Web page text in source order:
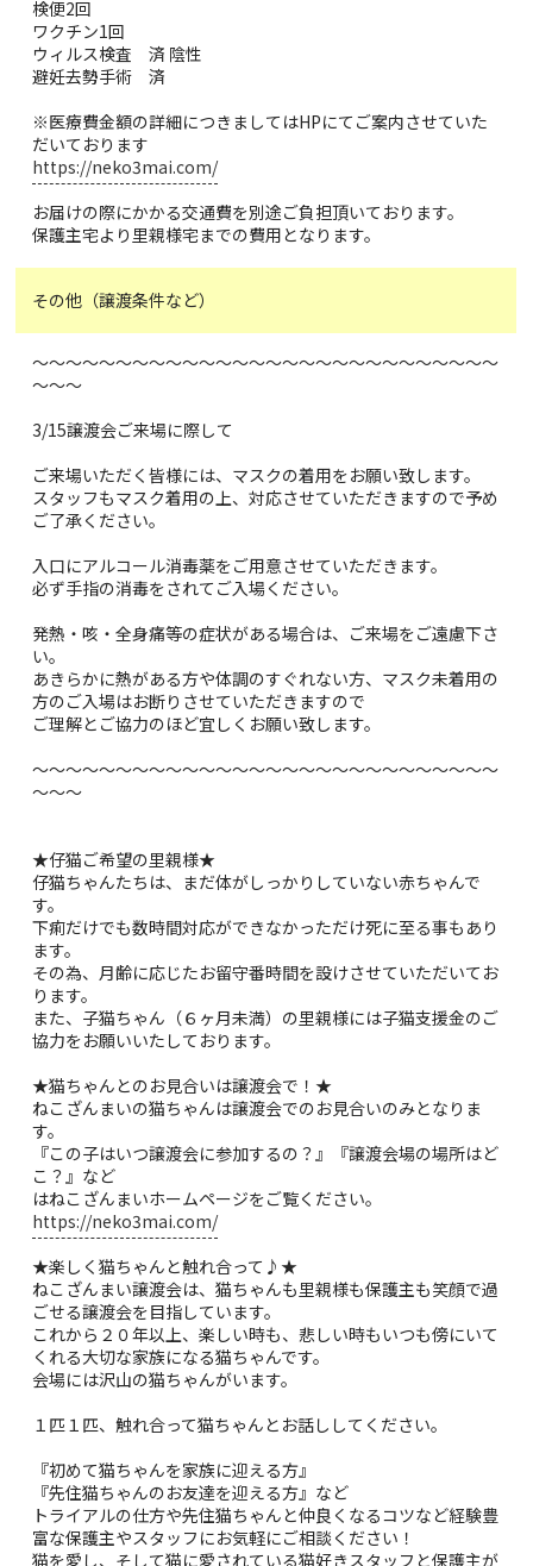
検便2回
ワクチン1回
ウィルス検査 済 陰性
避妊去勢手術 済
※医療費金額の詳細につきましてはHPにてご案内させていた
だいております
https://neko3mai.com/
お届けの際にかかる交通費を別途ご負担頂いております。
保護主宅より里親様宅までの費用となります。
その他（譲渡条件など）
～～～～～～～～～～～～～～～～～～～～～～～～～～～～
～～～
3/15譲渡会ご来場に際して
ご来場いただく皆様には、マスクの着用をお願い致します。
スタッフもマスク着用の上、対応させていただきますので予め
ご了承ください。
入口にアルコール消毒薬をご用意させていただきます。
必ず手指の消毒をされてご入場ください。
発熱・咳・全身痛等の症状がある場合は、ご来場をご遠慮下さ
い。
あきらかに熱がある方や体調のすぐれない方、マスク未着用の
方のご入場はお断りさせていただきますので
ご理解とご協力のほど宜しくお願い致します。
～～～～～～～～～～～～～～～～～～～～～～～～～～～～
～～～
★仔猫ご希望の里親様★
仔猫ちゃんたちは、まだ体がしっかりしていない赤ちゃんで
す。
下痢だけでも数時間対応ができなかっただけ死に至る事もあり
ます。
その為、月齢に応じたお留守番時間を設けさせていただいてお
ります。
また、子猫ちゃん（６ヶ月未満）の里親様には子猫支援金のご
協力をお願いいたしております。
★猫ちゃんとのお見合いは譲渡会で！★
ねこざんまいの猫ちゃんは譲渡会でのお見合いのみとなりま
す。
『この子はいつ譲渡会に参加するの？』『譲渡会場の場所はど
こ？』など
はねこざんまいホームページをご覧ください。
https://neko3mai.com/
★楽しく猫ちゃんと触れ合って♪★
ねこざんまい譲渡会は、猫ちゃんも里親様も保護主も笑顔で過
ごせる譲渡会を目指しています。
これから２０年以上、楽しい時も、悲しい時もいつも傍にいて
くれる大切な家族になる猫ちゃんです。
会場には沢山の猫ちゃんがいます。
１匹１匹、触れ合って猫ちゃんとお話ししてください。
『初めて猫ちゃんを家族に迎える方』
『先住猫ちゃんのお友達を迎える方』など
トライアルの仕方や先住猫ちゃんと仲良くなるコツなど経験豊
富な保護主やスタッフにお気軽にご相談ください！
猫を愛し、そして猫に愛されている猫好きスタッフと保護主が